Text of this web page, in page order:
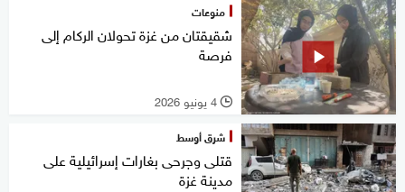
منوعات
شقيقتان من غزة تحولان الركام إلى
فرصة
l 4 يونيو 2026
شرق أوسط
قتلى وجرحى بغارات إسرائيلية على
مدينة غزة